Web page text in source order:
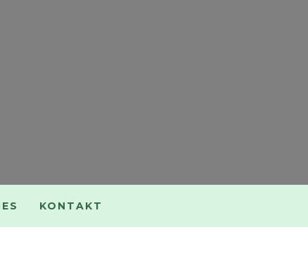
KONTAKT